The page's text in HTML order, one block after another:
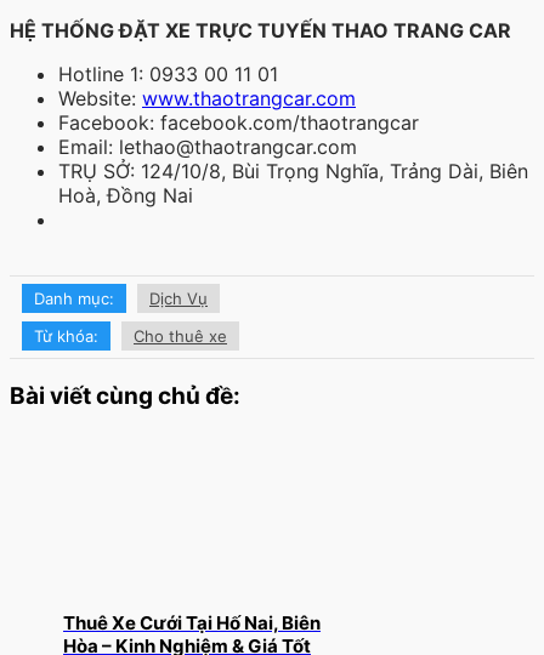
HỆ THỐNG ĐẶT XE TRỰC TUYẾN THAO TRANG CAR
Hotline 1: 0933 00 11 01
Website: www.thaotrangcar.com
Facebook: facebook.com/thaotrangcar
Email: lethao@thaotrangcar.com
TRỤ SỞ: 124/10/8, Bùi Trọng Nghĩa, Trảng Dài, Biên
Hoà, Đồng Nai
Danh mục:
Dịch Vụ
Từ khóa:
Cho thuê xe
Bài viết cùng chủ đề:
Thuê Xe Cưới Tại Hố Nai, Biên
Hòa – Kinh Nghiệm & Giá Tốt